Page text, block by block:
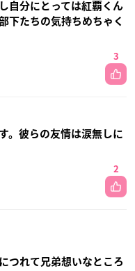
自分にとっては紅覇くん
下たちの気持ちめちゃく
3
。彼らの友情は涙無しに
2
つれて兄弟想いなところ